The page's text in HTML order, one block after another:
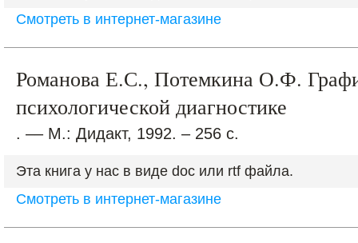
Смотреть в интернет-магазине
Романова Е.С., Потемкина О.Ф.
психологической диагностике
. –– М.: Дидакт, 1992. – 256 с.
Эта книга у нас в виде doc или rtf файла.
Смотреть в интернет-магазине